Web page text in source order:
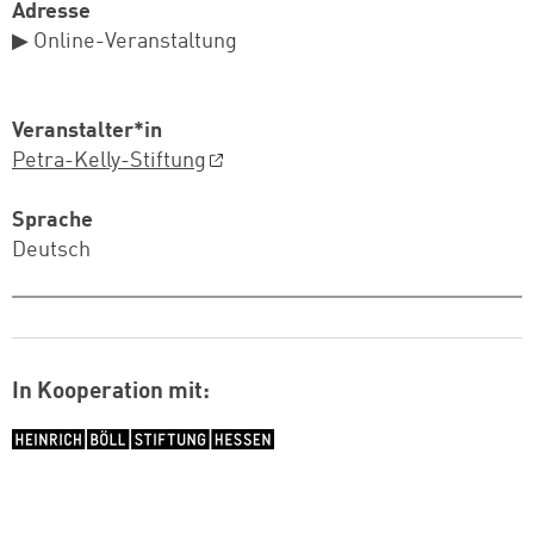
Adresse
▶ Online-Veranstaltung
Veranstalter*in
Petra-Kelly-Stiftung
Sprache
Deutsch
In Kooperation mit:
Logo: Böll Hessen